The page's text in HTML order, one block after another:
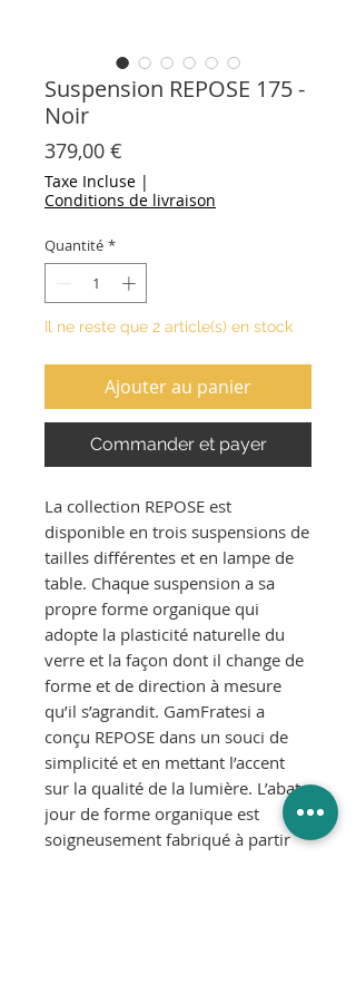
Suspension REPOSE 175 -
Noir
379,00 €
Taxe Incluse |
Conditions de livraison
Quantité *
Il ne reste que 2 article(s) en stock
Ajouter au panier
Commander et payer
La collection REPOSE est
disponible en trois suspensions de
tailles différentes et en lampe de
table. Chaque suspension a sa
propre forme organique qui
adopte la plasticité naturelle du
verre et la façon dont il change de
forme et de direction à mesure
qu’il s’agrandit. GamFratesi a
conçu REPOSE dans un souci de
simplicité et en mettant l’accent
sur la qualité de la lumière. L’abat-
jour de forme organique est
soigneusement fabriqué à partir